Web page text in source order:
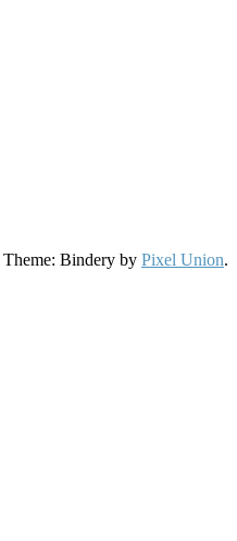
Theme: Bindery by Pixel Union.